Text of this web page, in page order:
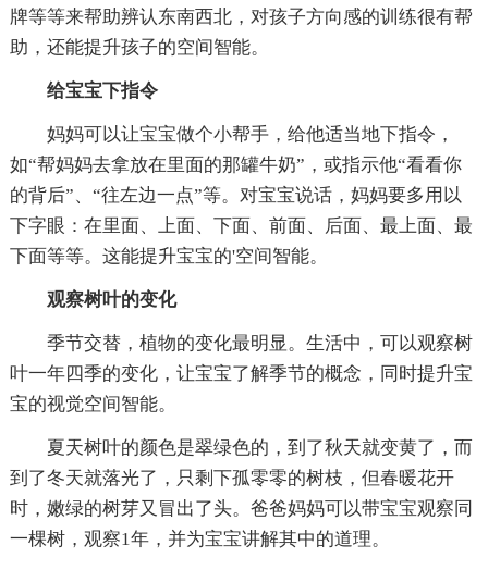
牌等等来帮助辨认东南西北，对孩子方向感的训练很有帮
助，还能提升孩子的空间智能。
给宝宝下指令
妈妈可以让宝宝做个小帮手，给他适当地下指令，
如“帮妈妈去拿放在里面的那罐牛奶”，或指示他“看看你
的背后”、“往左边一点”等。对宝宝说话，妈妈要多用以
下字眼：在里面、上面、下面、前面、后面、最上面、最
下面等等。这能提升宝宝的'空间智能。
观察树叶的变化
季节交替，植物的变化最明显。生活中，可以观察树
叶一年四季的变化，让宝宝了解季节的概念，同时提升宝
宝的视觉空间智能。
夏天树叶的颜色是翠绿色的，到了秋天就变黄了，而
到了冬天就落光了，只剩下孤零零的树枝，但春暖花开
时，嫩绿的树芽又冒出了头。爸爸妈妈可以带宝宝观察同
一棵树，观察1年，并为宝宝讲解其中的道理。